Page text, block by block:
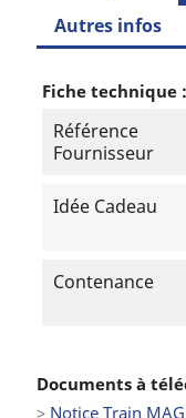
Autres infos
Fiche technique :
Référence
Fournisseur
Idée Cadeau
Contenance
Documents à
> Notice Train